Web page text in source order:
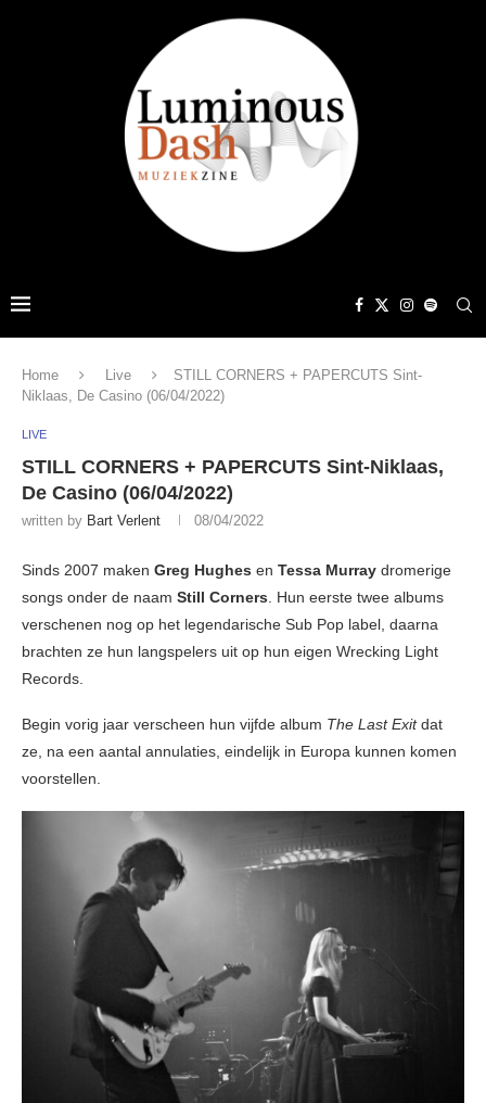
Home Live
STILL CORNERS + PAPERCUTS Sint-
Niklaas, De Casino (06/04/2022)
LIVE
STILL CORNERS + PAPERCUTS Sint-Niklaas,
De Casino (06/04/2022)
written by Bart Verlent 08/04/2022
Sinds 2007 maken Greg Hughes en Tessa Murray dromerige
songs onder de naam Still Corners. Hun eerste twee albums
verschenen nog op het legendarische Sub Pop label, daarna
brachten ze hun langspelers uit op hun eigen Wrecking Light
Records.
Begin vorig jaar verscheen hun vijfde album The Last Exitdat
ze, na een aantal annulaties, eindelijk in Europa kunnen komen
voorstellen.